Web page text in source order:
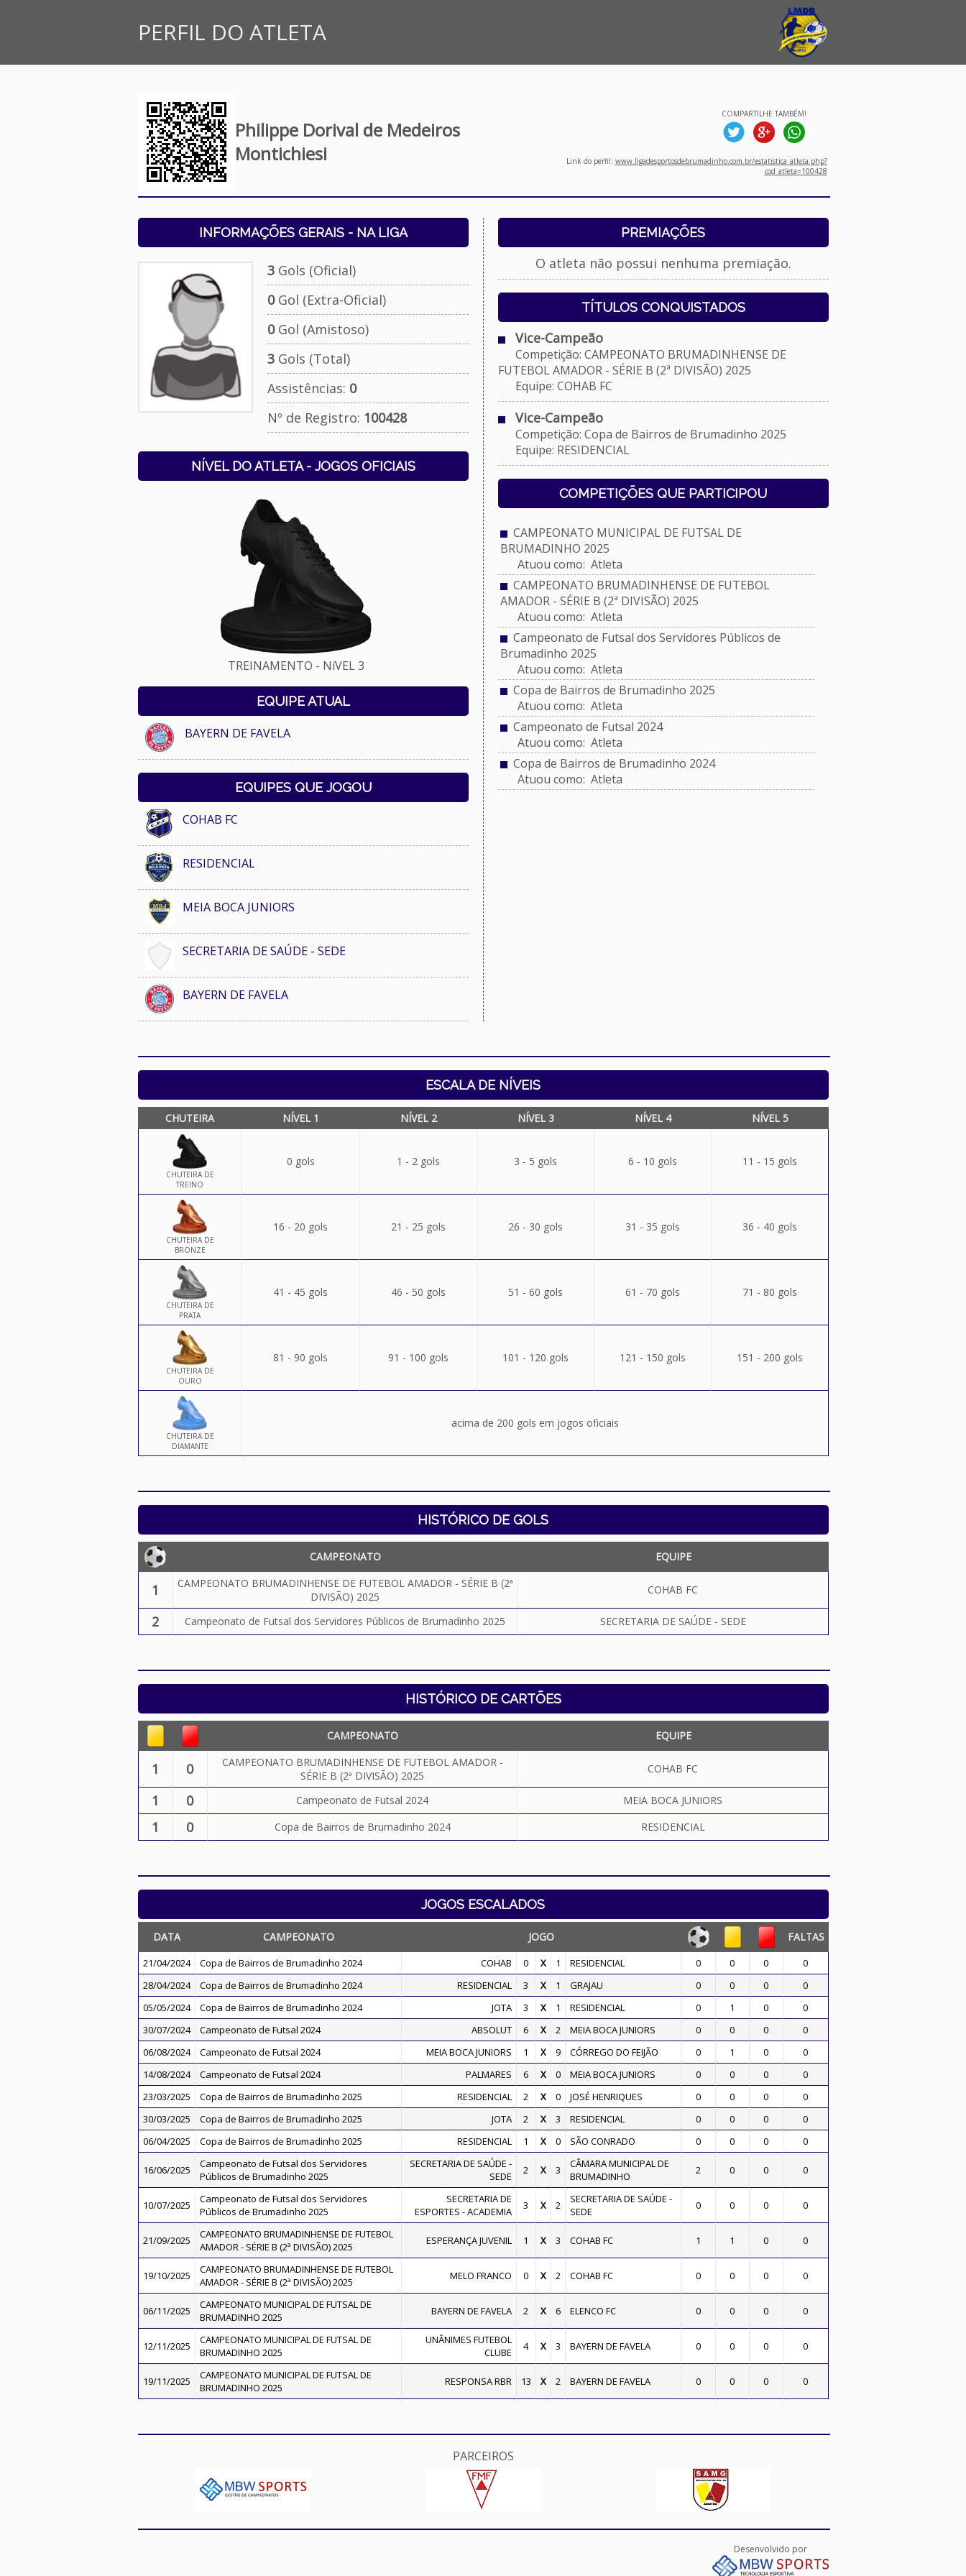
PERFIL DO ATLETA
Philippe Dorival de Medeiros
Montichiesi
COMPARTILHE TAMBÉM!
Link do perfil: www.ligadesportosdebrumadinho.com.br/estatistica_atleta.php?
cod_atleta=100428
INFORMAÇÕES GERAIS - NA LIGA
3Gols (Oficial)
0Gol (Extra-Oficial)
0Gol (Amistoso)
3Gols (Total)
Assistências: 0
Nº de Registro: 100428
NÍVEL DO ATLETA - JOGOS OFICIAIS
TREINAMENTO - NíVEL 3
EQUIPE ATUAL
BAYERN DE FAVELA
EQUIPES QUE JOGOU
COHAB FC
RESIDENCIAL
MEIA BOCA JUNIORS
SECRETARIA DE SAÚDE - SEDE
BAYERN DE FAVELA
PREMIAÇÕES
O atleta não possui nenhuma premiação.
TÍTULOS CONQUISTADOS
Vice-Campeão
Competição: CAMPEONATO BRUMADINHENSE DE
FUTEBOL AMADOR - SÉRIE B (2ª DIVISÃO) 2025
Equipe: COHAB FC
Vice-Campeão
Competição: Copa de Bairros de Brumadinho 2025
Equipe: RESIDENCIAL
COMPETIÇÕES QUE PARTICIPOU
CAMPEONATO MUNICIPAL DE FUTSAL DE
BRUMADINHO 2025
Atuou como: Atleta
CAMPEONATO BRUMADINHENSE DE FUTEBOL
AMADOR - SÉRIE B (2ª DIVISÃO) 2025
Atuou como: Atleta
Campeonato de Futsal dos Servidores Públicos de
Brumadinho 2025
Atuou como: Atleta
Copa de Bairros de Brumadinho 2025
Atuou como: Atleta
Campeonato de Futsal 2024
Atuou como: Atleta
Copa de Bairros de Brumadinho 2024
Atuou como: Atleta
ESCALA DE NÍVEIS
CHUTEIRA NÍVEL 1 NÍVEL 2 NÍVEL 3 NÍVEL 4 NÍVEL 5
CHUTEIRA DE
TREINO
0 gols 1 - 2 gols 3 - 5 gols 6 - 10 gols 11 - 15 gols
CHUTEIRA DE
BRONZE
16 - 20 gols 21 - 25 gols 26 - 30 gols 31 - 35 gols 36 - 40 gols
CHUTEIRA DE
PRATA
41 - 45 gols 46 - 50 gols 51 - 60 gols 61 - 70 gols 71 - 80 gols
CHUTEIRA DE
OURO
81 - 90 gols 91 - 100 gols 101 - 120 gols 121 - 150 gols 151 - 200 gols
CHUTEIRA DE
DIAMANTE
acima de 200 gols em jogos oficiais
HISTÓRICO DE GOLS
CAMPEONATO EQUIPE
1
CAMPEONATO BRUMADINHENSE DE FUTEBOL AMADOR - SÉRIE B (2ª
DIVISÃO) 2025
COHAB FC
2 Campeonato de Futsal dos Servidores Públicos de Brumadinho 2025 SECRETARIA DE SAÚDE - SEDE
HISTÓRICO DE CARTÕES
CAMPEONATO EQUIPE
1 0
CAMPEONATO BRUMADINHENSE DE FUTEBOL AMADOR -
SÉRIE B (2ª DIVISÃO) 2025
COHAB FC
1 0 Campeonato de Futsal 2024 MEIA BOCA JUNIORS
1 0 Copa de Bairros de Brumadinho 2024 RESIDENCIAL
JOGOS ESCALADOS
DATA CAMPEONATO JOGO FALTAS
21/04/2024 Copa de Bairros de Brumadinho 2024 COHAB 0 X 1 RESIDENCIAL 0 0 0
0
28/04/2024
Copa de Bairros de Brumadinho 2024 RESIDENCIAL 3 X 1 GRAJAU 0 0 0
0
05/05/2024
Copa de Bairros de Brumadinho 2024 JOTA 3 X 1 RESIDENCIAL 0 1 0
0
30/07/2024
Campeonato de Futsal 2024 ABSOLUT 6 X 2 MEIA BOCA JUNIORS 0 0 0
0
06/08/2024
Campeonato de Futsal 2024 MEIA BOCA JUNIORS 1 X 9 CÓRREGO DO FEIJÃO 0 1 0
0
14/08/2024
Campeonato de Futsal 2024 PALMARES 6 X 0 MEIA BOCA JUNIORS 0 0 0
0
23/03/2025
Copa de Bairros de Brumadinho 2025 RESIDENCIAL 2 X 0 JOSÉ HENRIQUES 0 0 0
0
30/03/2025
Copa de Bairros de Brumadinho 2025 JOTA 2 X 3 RESIDENCIAL 0 0 0
0
06/04/2025
Copa de Bairros de Brumadinho 2025 RESIDENCIAL 1 X 0 SÃO CONRADO 0 0 0 0
16/06/2025
Campeonato de Futsal dos Servidores
Públicos de Brumadinho 2025
SECRETARIA DE SAÚDE -
SEDE
2 X 3
CÂMARA MUNICIPAL DE
BRUMADINHO
2 0 0 0
10/07/2025
Campeonato de Futsal dos Servidores
Públicos de Brumadinho 2025
SECRETARIA DE
ESPORTES - ACADEMIA
3 X 2
SECRETARIA DE SAÚDE -
SEDE
0 0 0 0
21/09/2025
CAMPEONATO BRUMADINHENSE DE FUTEBOL
AMADOR - SÉRIE B (2ª DIVISÃO) 2025
ESPERANÇA JUVENIL 1 X 3 COHAB FC 1 1 0 0
19/10/2025
CAMPEONATO BRUMADINHENSE DE FUTEBOL
AMADOR - SÉRIE B (2ª DIVISÃO) 2025
MELO FRANCO 0 X 2 COHAB FC 0 0 0 0
06/11/2025
CAMPEONATO MUNICIPAL DE FUTSAL DE
BRUMADINHO 2025
BAYERN DE FAVELA 2 X 6 ELENCO FC 0 0 0 0
12/11/2025
CAMPEONATO MUNICIPAL DE FUTSAL DE
BRUMADINHO 2025
UNÂNIMES FUTEBOL
CLUBE
4 X 3 BAYERN DE FAVELA 0 0 0 0
19/11/2025
CAMPEONATO MUNICIPAL DE FUTSAL DE
BRUMADINHO 2025
RESPONSA RBR 13 X 2 BAYERN DE FAVELA 0 0 0 0
PARCEIROS
Desenvolvido por